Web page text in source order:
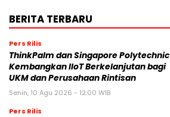
BERITA TERBARU
Pers Rilis
ThinkPalm dan Singapore Polytechnic
Kembangkan IIoT Berkelanjutan bagi
UKM dan Perusahaan Rintisan
Senin, 10 Agu 2026 - 12:00 WIB
Pers Rilis